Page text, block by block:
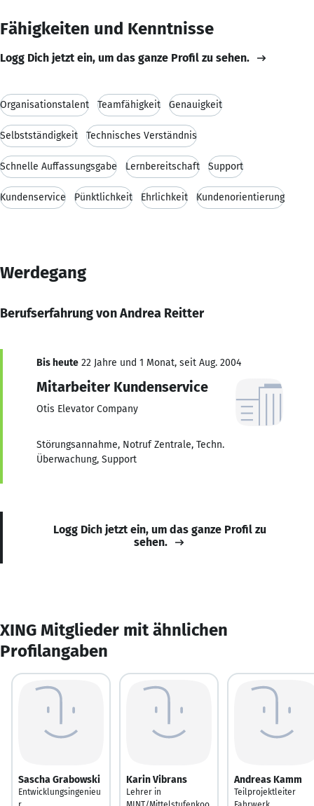
Fähigkeiten und Kenntnisse
Logg Dich jetzt ein, um das ganze Profil zu sehen.
Organisationstalent Teamfähigkeit Genauigkeit
Selbstständigkeit Technisches Verständnis
Schnelle Auffassungsgabe Lernbereitschaft Support
Kundenservice Pünktlichkeit Ehrlichkeit Kundenorientierung
Werdegang
Berufserfahrung von Andrea Reitter
Bis heute 22 Jahre und 1 Monat, seit Aug. 2004
Mitarbeiter Kundenservice
Otis Elevator Company
Störungsannahme, Notruf Zentrale, Techn.
Überwachung, Support
Logg Dich jetzt ein, um das ganze Profil zu
sehen.
XING Mitglieder mit ähnlichen
Profilangaben
Sascha Grabowski
Entwicklungsingenieu
Karin Vibrans
Lehrer in
Andreas Kamm
Teilprojektleiter